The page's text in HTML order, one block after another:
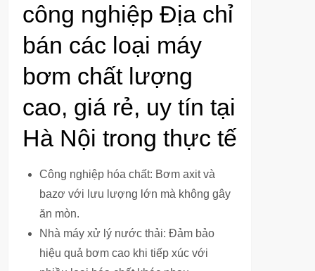
công nghiệp Địa chỉ
bán các loại máy
bơm chất lượng
cao, giá rẻ, uy tín tại
Hà Nội trong thực tế
Công nghiệp hóa chất: Bơm axit và
bazơ với lưu lượng lớn mà không gây
ăn mòn.
Nhà máy xử lý nước thải: Đảm bảo
hiệu quả bơm cao khi tiếp xúc với